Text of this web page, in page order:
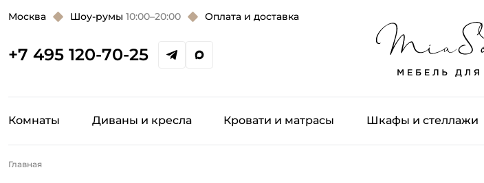
Москва Шоу-румы 10:00–20:00 Оплата и доставка
+7 495 120-70-25
Комнаты Диваны и кресла Кровати и матрасы Шкафы и стеллажи
Главная